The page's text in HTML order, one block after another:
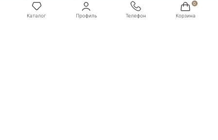
Возврат
Каталог Профиль Телефон Корзина